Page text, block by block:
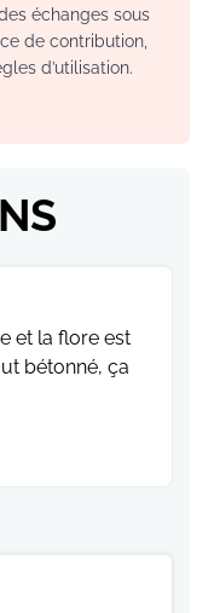
échanges sous
de contribution,
d’utilisation.
et la flore est
bétonné, ça